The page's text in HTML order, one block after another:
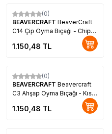
(0)
BEAVERCRAFT BeaverCraft
C14 Çip Oyma Bıçağı - Chip
1.150,48 TL
(0)
BEAVERCRAFT Beavercraft
C3 Ahşap Oyma Bıçağı - Kısa
1.150,48 TL